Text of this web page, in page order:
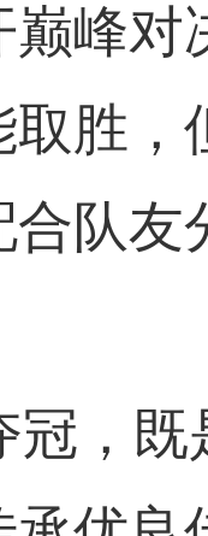
巅峰
取胜，
合队友
既是